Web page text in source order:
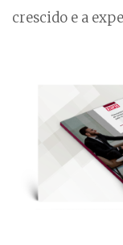
crescido e a